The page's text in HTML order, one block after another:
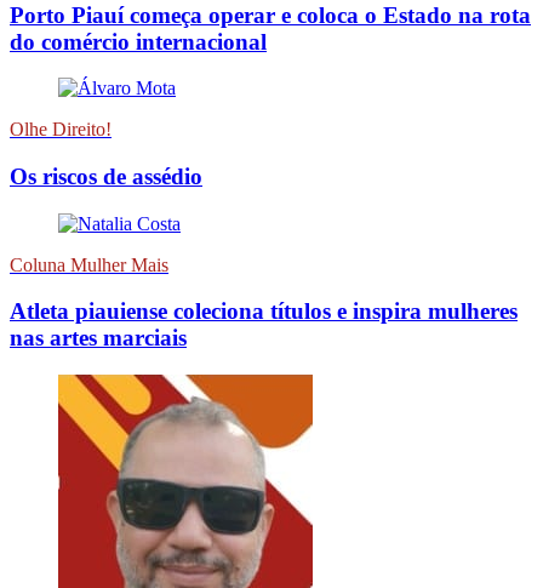
Porto Piauí começa operar e coloca o Estado na rota
do comércio internacional
Olhe Direito!
Os riscos de assédio
Coluna Mulher Mais
Atleta piauiense coleciona títulos e inspira mulheres
nas artes marciais